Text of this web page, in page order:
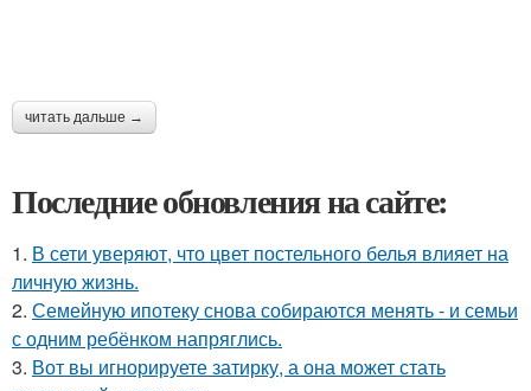
читать дальше →
Последние обновления на сайте:
1. В сети уверяют, что цвет постельного белья влияет на
личную жизнь.
2. Семейную ипотеку снова собираются менять - и семьи
с одним ребёнком напряглись.
3. Вот вы игнорируете затирку, а она может стать